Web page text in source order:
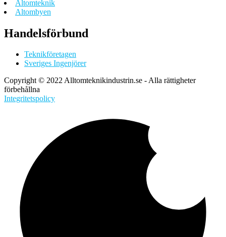
Altomteknik
Altombyen
Handelsförbund
Teknikföretagen
Sveriges Ingenjörer
Copyright © 2022 Alltomteknikindustrin.se - Alla rättigheter
förbehållna
Integritetspolicy